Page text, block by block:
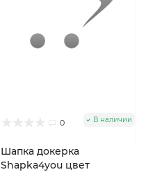
0 В наличии
Шапка докерка
Shapka4you цвет